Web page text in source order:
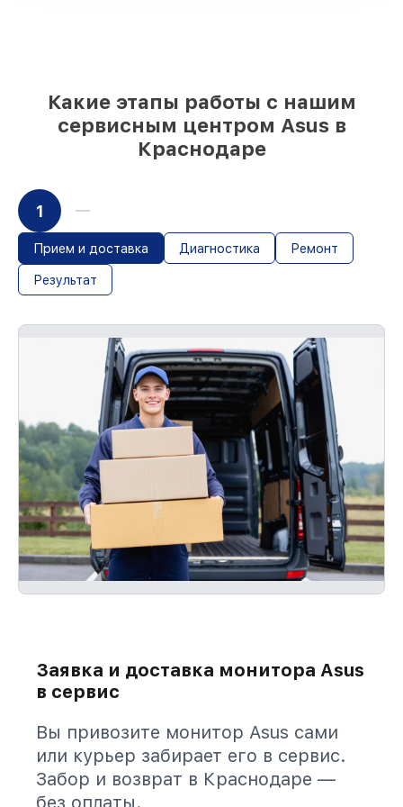
Материальная ответственность за
ответственности, возмещаем убытки.
Срок гарантии до 36 месяцев на сервис
устройств
При наличии гарантийного талона и
чека, мы проведём повторный сервис
Какие этапы работы с нашим
сервисным центром Asus в
Краснодаре
1
Прием и доставка Диагностика Ремонт
Результат
Заявка и доставка монитора Asus
в сервис
Вы привозите монитор Asus сами
или курьер забирает его в сервис.
Забор и возврат в Краснодаре —
без оплаты.